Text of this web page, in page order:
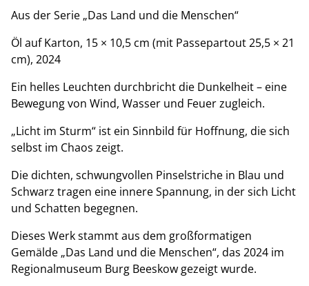
Aus der Serie „Das Land und die Menschen“
Öl auf Karton, 15 × 10,5 cm (mit Passepartout 25,5 × 21
cm), 2024
Ein helles Leuchten durchbricht die Dunkelheit – eine
Bewegung von Wind, Wasser und Feuer zugleich.
„Licht im Sturm“ ist ein Sinnbild für Hoffnung, die sich
selbst im Chaos zeigt.
Die dichten, schwungvollen Pinselstriche in Blau und
Schwarz tragen eine innere Spannung, in der sich Licht
und Schatten begegnen.
Dieses Werk stammt aus dem großformatigen
Gemälde „Das Land und die Menschen“, das 2024 im
Regionalmuseum Burg Beeskow gezeigt wurde.